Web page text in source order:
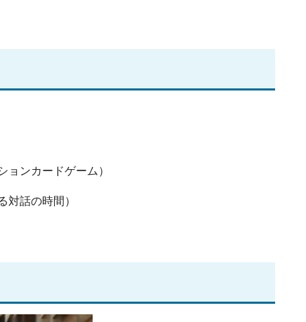
ンカードゲーム）
話の時間）